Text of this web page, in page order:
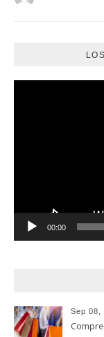
00:00
Sep 08,